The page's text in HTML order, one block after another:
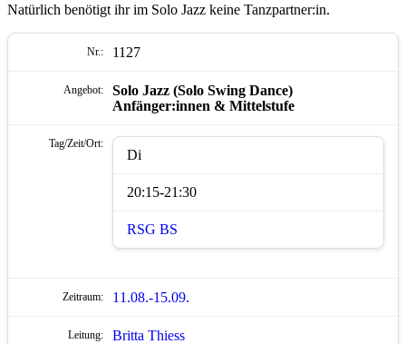
Natürlich benötigt ihr im Solo Jazz keine Tanzpartner:in.
1127
Solo Jazz (Solo Swing Dance)
Anfänger:innen & Mittelstufe
Di
20:15-21:30
RSG BS
11.08.-15.09.
Britta Thiess